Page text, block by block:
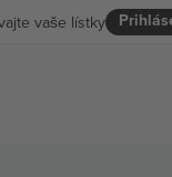
vaše lístky